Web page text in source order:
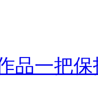
品一把保